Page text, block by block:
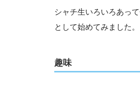
シャチ生いろいろあっ
として始めてみました。
趣味